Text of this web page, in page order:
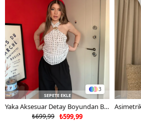
3
SEPETE EKLE
Yaka Aksesuar Detay Boyundan Bağlamalı Sırt Dekolte Puantiyeli Bluz Beyaz 2127
₺599,99
₺699,99